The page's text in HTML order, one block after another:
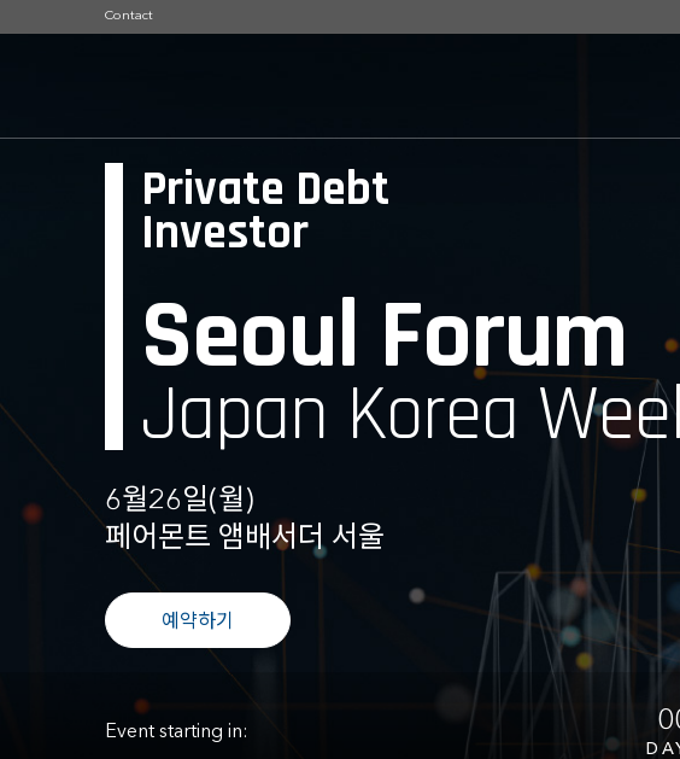
Contact
Private Debt
Investor
Seoul Forum
Japan Korea
6월26일(월)
페어몬트 앰배서더 서울
예약하기
Event starting in: